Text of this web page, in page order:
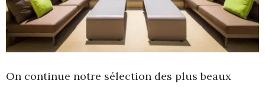
On continue notre sélection des plus beaux